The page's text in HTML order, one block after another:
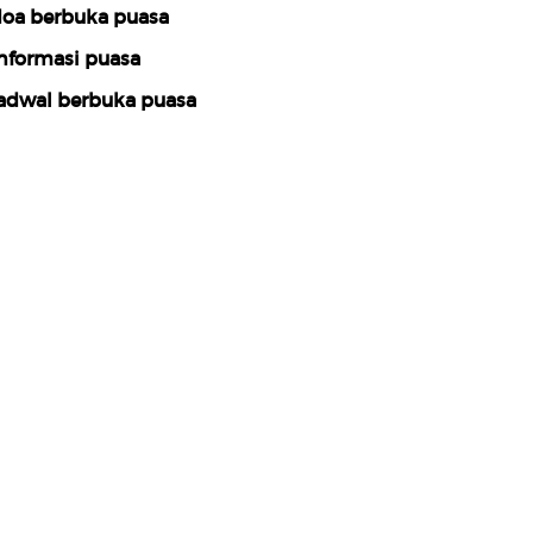
berbuka puasa
puasa
berbuka puasa